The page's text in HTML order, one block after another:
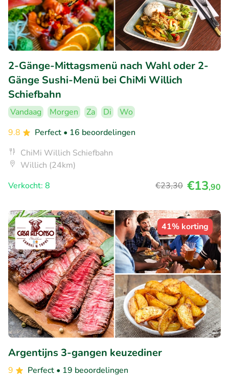
2-Gänge-Mittagsmenü nach Wahl oder 2-
Gänge Sushi-Menü bei ChiMi Willich
Schiefbahn
Vandaag Morgen Za Di
Wo
9.8
Perfect • 16 beoordelingen
ChiMi Willich Schiefbahn
Willich (24km)
Verkocht: 8
€23,30 €13,90
41% korting
Argentijns 3-gangen keuzediner
9 Perfect • 19 beoordelingen